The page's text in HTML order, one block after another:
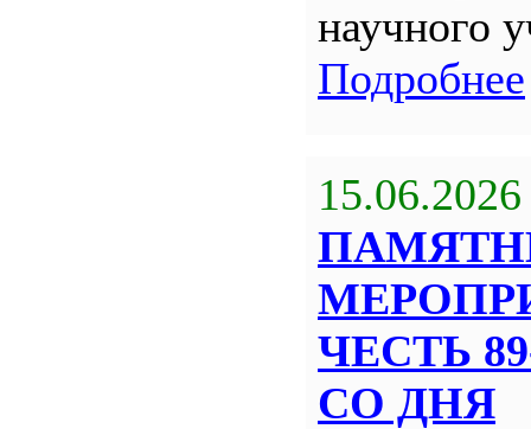
научного
Подробнее
15.06.2026
ЧЕСТЬ
СО ДНЯ